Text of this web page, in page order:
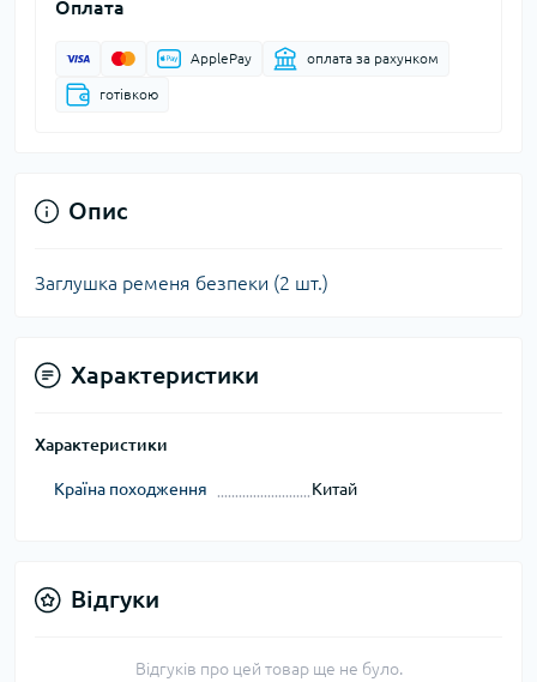
Оплата
ApplePay оплата за рахунком
готівкою
Опис
Заглушка ременя безпеки (2 шт.)
Характеристики
Характеристики
Країна походження Китай
Відгуки
Відгуків про цей товар ще не було.